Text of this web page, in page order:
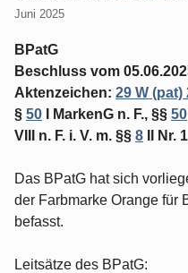
Juni 2025
BPatG
Beschluss vom
Aktenzeichen: 29 W (pat)
§ 50 I MarkenG n. F., §§ 50
VIII n. F. i. V. m. §§ 8 II Nr.
Das BPatG hat sich
der Farbmarke Orange für
befasst.
Leitsätze des BPatG: